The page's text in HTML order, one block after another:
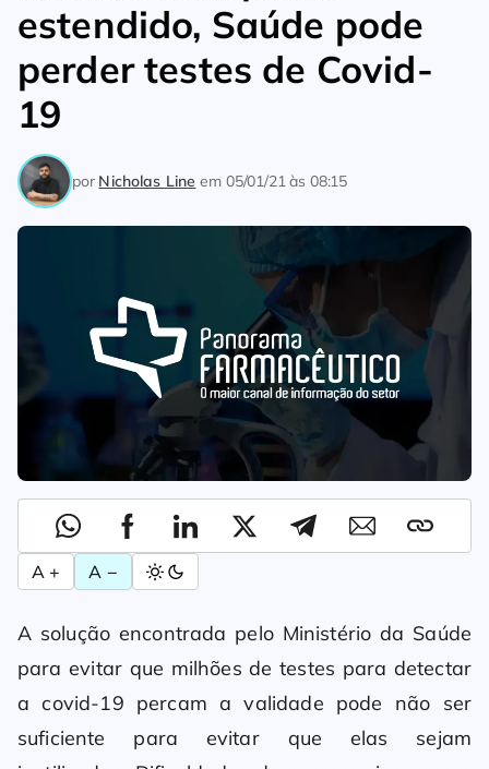
estendido, Saúde pode
perder testes de Covid-
19
por Nicholas Line em 05/01/21 às 08:15
A + A −
A solução encontrada pelo Ministério da Saúde
para evitar que milhões de testes para detectar
a covid-19 percam a validade pode não ser
suficiente para evitar que elas sejam